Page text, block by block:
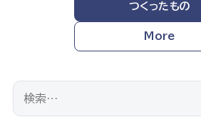
つくったもの
More